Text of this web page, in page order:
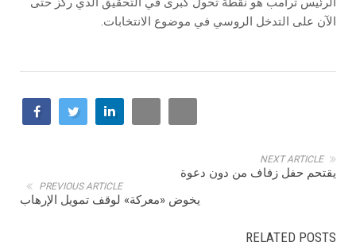
الآن على التدخل الروسي في موضوع الانتخابات.
NEXT ARTICLE
يقتحم حفل زفاف من دون دعوة
PREVIOUS ARTICLE
يخوض «معركة» لوقف تمويل الإرهاب
RELATED POSTS